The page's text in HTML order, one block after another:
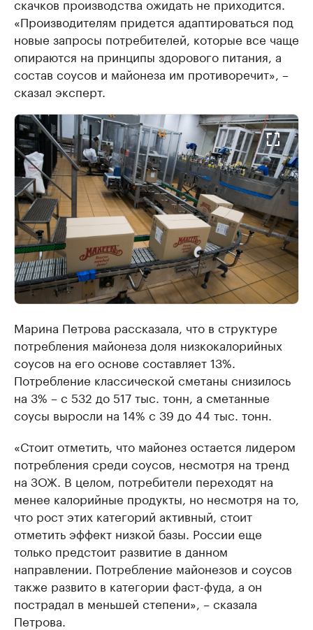
скачков производства ожидать не приходится.
«Производителям придется адаптироваться под
новые запросы потребителей, которые все чаще
опираются на принципы здорового питания, а
состав соусов и майонеза им противоречит», –
сказал эксперт.
Марина Петрова рассказала, что в структуре
потребления майонеза доля низкокалорийных
соусов на его основе составляет 13%.
Потребление классической сметаны снизилось
на 3% – с 532 до 517 тыс. тонн, а сметанные
соусы выросли на 14% с 39 до 44 тыс. тонн.
«Стоит отметить, что майонез остается лидером
потребления среди соусов, несмотря на тренд
на ЗОЖ. В целом, потребители переходят на
менее калорийные продукты, но несмотря на то,
что рост этих категорий активный, стоит
отметить эффект низкой базы. России еще
только предстоит развитие в данном
направлении. Потребление майонезов и соусов
также развито в категории фаст-фуда, а он
пострадал в меньшей степени», – сказала
Петрова.